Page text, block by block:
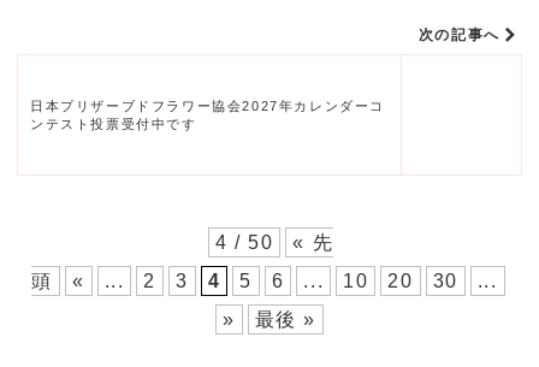
次の記事へ
日本プリザーブドフラワー協会2027年カレンダーコ
ンテスト投票受付中です
4 / 50
« 先
頭
« ... 2 3 4 5 6 ... 10 20 30
...
»
最後 »